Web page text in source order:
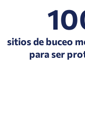
sitios de buceo
para ser